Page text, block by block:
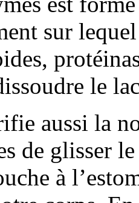
sur
le
aussi la
de glisser
à